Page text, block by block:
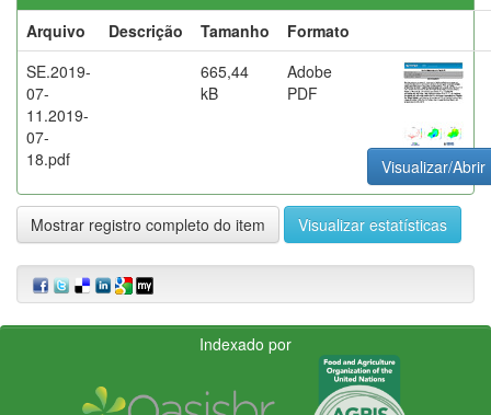
Arquivo
Descrição Tamanho
Formato
SE.2019-
07-
11.2019-
07-
18.pdf
665,44
kB
Adobe
PDF
Visualizar/Abrir
Mostrar registro completo do item Visualizar estatísticas
Indexado por